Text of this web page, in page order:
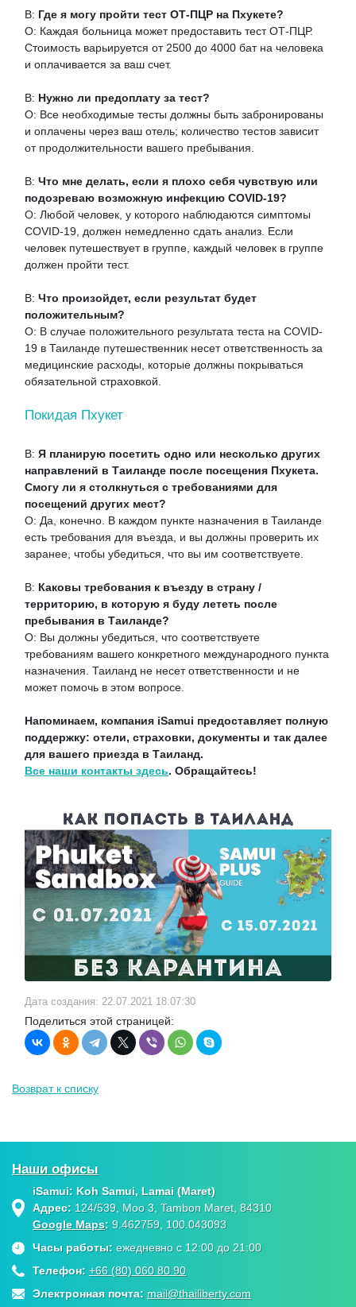
В: Где я могу пройти тест ОТ-ПЦР на Пхукете?
О: Каждая больница может предоставить тест ОТ-ПЦР.
Стоимость варьируется от 2500 до 4000 бат на человека
и оплачивается за ваш счет.
В: Нужно ли предоплату за тест?
О: Все необходимые тесты должны быть забронированы
и оплачены через ваш отель; количество тестов зависит
от продолжительности вашего пребывания.
В: Что мне делать, если я плохо себя чувствую или
подозреваю возможную инфекцию COVID-19?
О: Любой человек, у которого наблюдаются симптомы
COVID-19, должен немедленно сдать анализ. Если
человек путешествует в группе, каждый человек в группе
должен пройти тест.
В: Что произойдет, если результат будет
положительным?
О: В случае положительного результата теста на COVID-
19 в Таиланде путешественник несет ответственность за
медицинские расходы, которые должны покрываться
обязательной страховкой.
Покидая Пхукет
В: Я планирую посетить одно или несколько других
направлений в Таиланде после посещения Пхукета.
Смогу ли я столкнуться с требованиями для
посещений других мест?
О: Да, конечно. В каждом пункте назначения в Таиланде
есть требования для въезда, и вы должны проверить их
заранее, чтобы убедиться, что вы им соответствуете.
В: Каковы требования к въезду в страну /
территорию, в которую я буду лететь после
пребывания в Таиланде?
О: Вы должны убедиться, что соответствуете
требованиям вашего конкретного международного пункта
назначения. Таиланд не несет ответственности и не
может помочь в этом вопросе.
Напоминаем, компания iSamui предоставляет полную
поддержку: отели, страховки, документы и так далее
для вашего приезда в Таиланд.
Все наши контакты здесь. Обращайтесь!
Дата создания: 22.07.2021 18:07:30
Поделиться этой страницей:
Возврат к списку
Наши офисы
iSamui: Koh Samui, Lamai (Maret)
Адрес: 124/539, Moo 3, Tambon Maret, 84310
Google Maps: 9.462759, 100.043093
Часы работы: ежедневно с 12:00 до 21:00
Телефон: +66 (80) 060 80 90
Электронная почта: mail@thailiberty.com